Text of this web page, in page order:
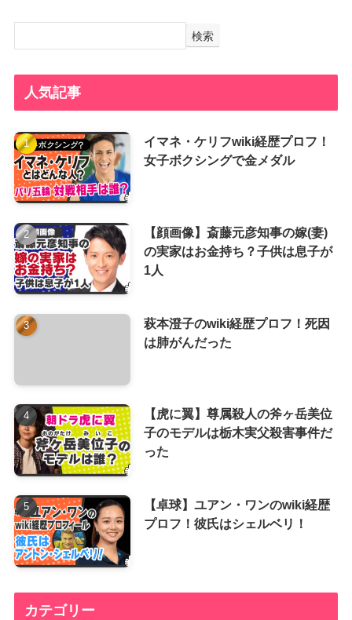
検索
人気記事
イマネ・ケリフwiki経歴プロフ！
女子ボクシングで金メダル
【顔画像】斎藤元彦知事の嫁(妻)
の実家はお金持ち？子供は息子が
1人
萩本澄子のwiki経歴プロフ！死因
は肺がんだった
【虎に翼】尊属殺人の斧ヶ岳美位
子のモデルは栃木実父殺害事件だ
った
【卓球】ユアン・ワンのwiki経歴
プロフ！彼氏はシェルベリ！
カテゴリー